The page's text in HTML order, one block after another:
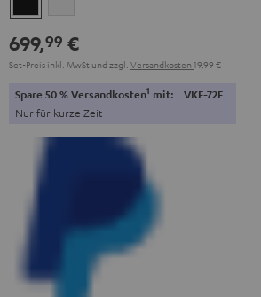
699,99 €
Set-Preis inkl. MwSt und zzgl. Versandkosten 19,99 €
Spare 50 % Versandkosten1 mit: VKF-72F
Nur für kurze Zeit